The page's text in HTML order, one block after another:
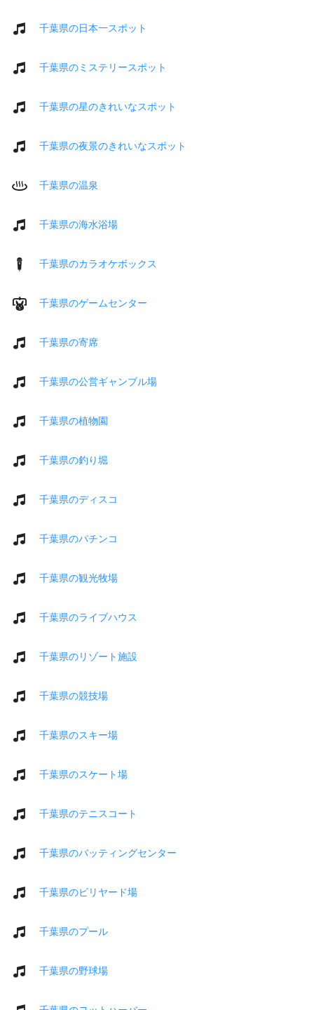
千葉県の日本一スポット
千葉県のミステリースポット
千葉県の星のきれいなスポット
千葉県の夜景のきれいなスポット
千葉県の温泉
千葉県の海水浴場
千葉県のカラオケボックス
千葉県のゲームセンター
千葉県の寄席
千葉県の公営ギャンブル場
千葉県の植物園
千葉県の釣り堀
千葉県のディスコ
千葉県のパチンコ
千葉県の観光牧場
千葉県のライブハウス
千葉県のリゾート施設
千葉県の競技場
千葉県のスキー場
千葉県のスケート場
千葉県のテニスコート
千葉県のバッティングセンター
千葉県のビリヤード場
千葉県のプール
千葉県の野球場